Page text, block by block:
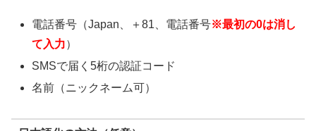
電話番号（Japan、＋81、電話番号※最初の0は消し
て入力）
SMSで届く5桁の認証コード
名前（ニックネーム可）